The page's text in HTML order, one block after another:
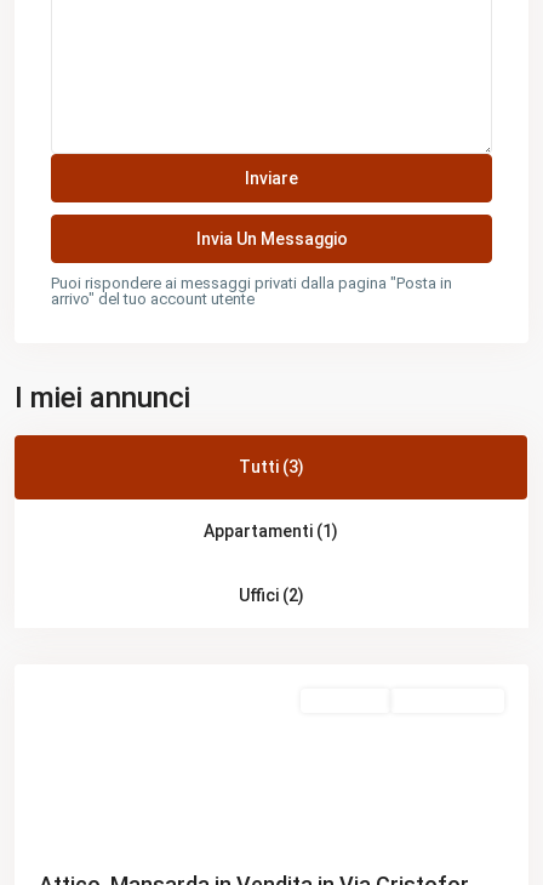
Puoi rispondere ai messaggi privati ​​dalla pagina "Posta in
arrivo" del tuo account utente
I miei annunci
Tutti (3)
Appartamenti (1)
Uffici (2)